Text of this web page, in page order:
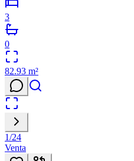
3
0
82.93 m²
1/24
Venta